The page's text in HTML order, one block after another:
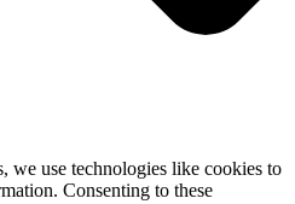
we use technologies like cookies to
Consenting to these